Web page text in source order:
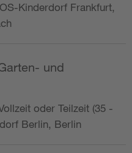
Kinderdorf Frankfurt,
und
oder Teilzeit (35 -
Berlin, Berlin